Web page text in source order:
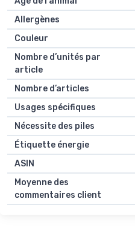
Allergènes
Couleur
Nombre d’unités par
article
Nombre d’articles
Usages spécifiques
Nécessite des piles
Étiquette énergie
ASIN
Moyenne des
commentaires client